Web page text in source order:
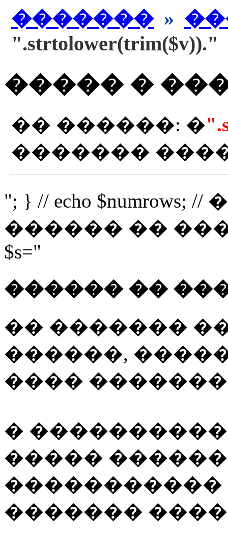
������� »
".strtolower(trim($v))."
����� �
�� ������: �
�������
"; } // echo
������ ��
$s="
������ ��
�� �������
������,
����
�
�����
�����������
�������